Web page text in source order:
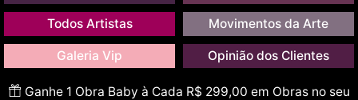
Todos Artistas Movimentos da Arte
Galeria Vip Opinião dos Clientes
Ganhe 1 Obra Baby à Cada R$ 299,00 em Obras no seu